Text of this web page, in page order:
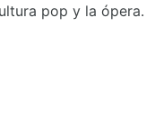
pop y la ópera.